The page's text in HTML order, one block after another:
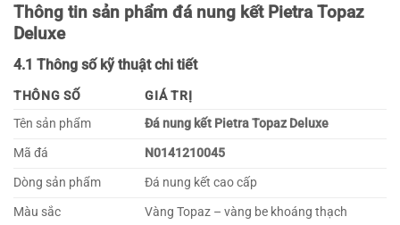
Thông tin sản phẩm đá nung kết Pietra Topaz
Deluxe
4.1 Thông số kỹ thuật chi tiết
THÔNG SỐ
GIÁ TRỊ
Tên sản phẩm
Đá nung kết Pietra Topaz Deluxe
Mã đá
N0141210045
Dòng sản phẩm
Đá nung kết cao cấp
Màu sắc
Vàng Topaz – vàng be khoáng thạch